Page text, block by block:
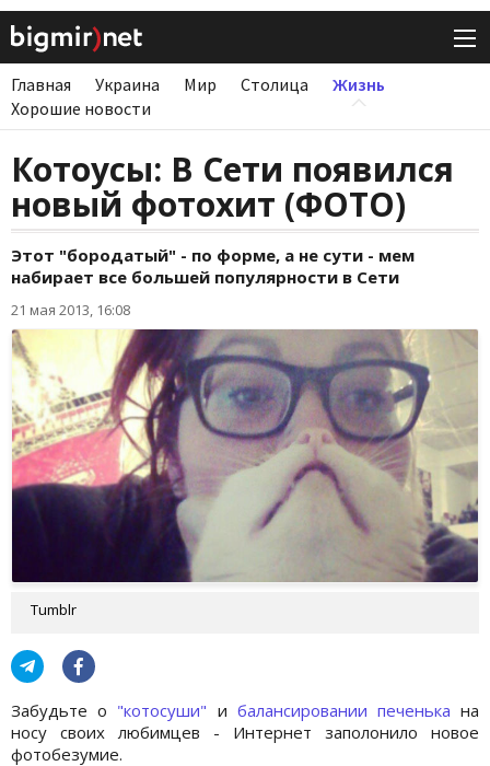
Главная Украина Мир Столица
Жизнь
Хорошие новости
Котоусы: В Сети появился
новый фотохит (ФОТО)
Этот "бородатый" - по форме, а не сути - мем
набирает все большей популярности в Сети
21 мая 2013, 16:08
Tumblr
Забудьте о "котосуши" и балансировании печенька на
носу своих любимцев - Интернет заполонило новое
фотобезумие.